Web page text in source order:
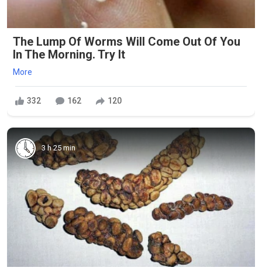
The Lump Of Worms Will Come Out Of You
In The Morning. Try It
More
332 162 120
3 h 25 min